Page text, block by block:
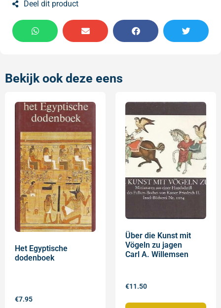
Deel dit product
Bekijk ook deze eens
Het Egyptische
dodenboek
€7.95
Über die Kunst mit
Vögeln zu jagen
Carl A. Willemsen
€11.50